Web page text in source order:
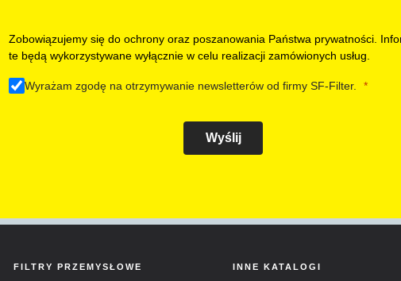
Zobowiązujemy się do ochrony oraz poszanowania Państwa prywatności.
te będą wykorzystywane wyłącznie w celu realizacji zamówionych usług.
Wyrażam zgodę na otrzymywanie newsletterów od firmy SF-Filter.
Wyślij
FILTRY PRZEMYSŁOWE INNE KATALOGI